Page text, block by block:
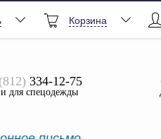
Корзина
334-12-75
для спецодежды